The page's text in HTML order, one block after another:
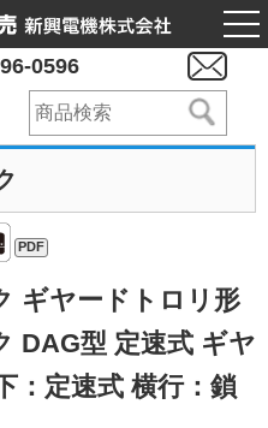
0596
PDF
ギヤードトロリ形
DAG型 定速式 ギヤ
：定速式 横行：鎖